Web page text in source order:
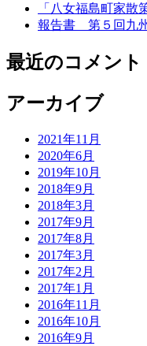
「八女福島町家散
報告書 第５回九
最近のコメント
アーカイブ
2021年11月
2020年6月
2019年10月
2018年9月
2018年3月
2017年9月
2017年8月
2017年3月
2017年2月
2017年1月
2016年11月
2016年10月
2016年9月